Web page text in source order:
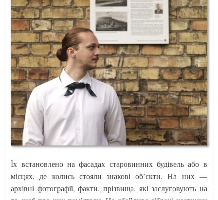
Їх встановлено на фасадах старовинних будівель або в
місцях, де колись стояли знакові об’єкти. На них —
архівні фотографії, факти, прізвища, які заслуговують на